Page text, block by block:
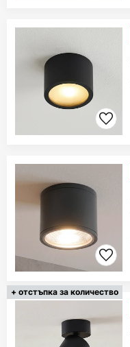
+ отстъпка за количество